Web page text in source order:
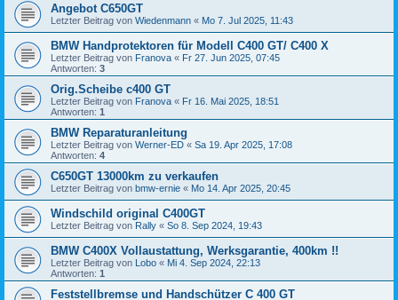
Angebot C650GT
Letzter Beitrag von Wiedenmann « Mo 7. Jul 2025, 11:43
BMW Handprotektoren für Modell C400 GT/ C400 X
Letzter Beitrag von Franova « Fr 27. Jun 2025, 07:45
Antworten: 3
Orig.Scheibe c400 GT
Letzter Beitrag von Franova « Fr 16. Mai 2025, 18:51
Antworten: 1
BMW Reparaturanleitung
Letzter Beitrag von Werner-ED « Sa 19. Apr 2025, 17:08
Antworten: 4
C650GT 13000km zu verkaufen
Letzter Beitrag von bmw-ernie « Mo 14. Apr 2025, 20:45
Windschild original C400GT
Letzter Beitrag von Rally « So 8. Sep 2024, 19:43
BMW C400X Vollaustattung, Werksgarantie, 400km !!
Letzter Beitrag von Lobo « Mi 4. Sep 2024, 22:13
Antworten: 1
Feststellbremse und Handschützer C 400 GT